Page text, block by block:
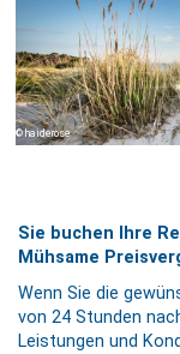
haiderose
Sie buchen Ihre
Mühsame
Wenn Sie die
von 24 Stunden
Leistungen und